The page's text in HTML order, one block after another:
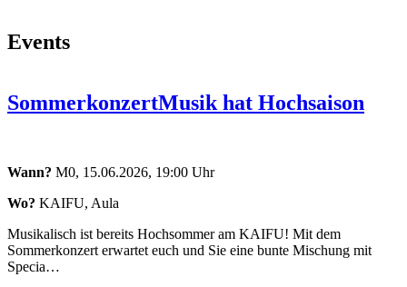
Events
SommerkonzertMusik hat Hochsaison
Wann? M0, 15.06.2026, 19:00 Uhr
Wo? KAIFU, Aula
Musikalisch ist bereits Hochsommer am KAIFU! Mit dem
Sommerkonzert erwartet euch und Sie eine bunte Mischung mit
Specia…